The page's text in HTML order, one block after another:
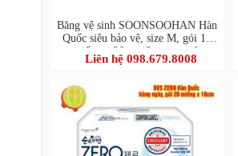
Băng vệ sinh SOONSOOHAN Hàn
Quốc siêu bảo vệ, size M, gói 16
miếng x 26cm (Superguard)
Liên hệ 098.679.8008